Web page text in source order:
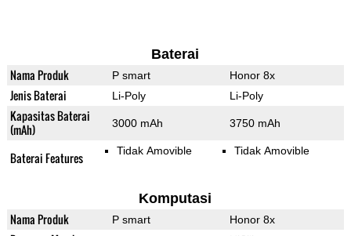
Baterai
Nama Produk P smart Honor 8x
Jenis Baterai Li-Poly Li-Poly
Kapasitas Baterai
(mAh)
3000 mAh 3750 mAh
Baterai Features Tidak Amovible Tidak Amovible
Komputasi
Nama Produk P smart Honor 8x